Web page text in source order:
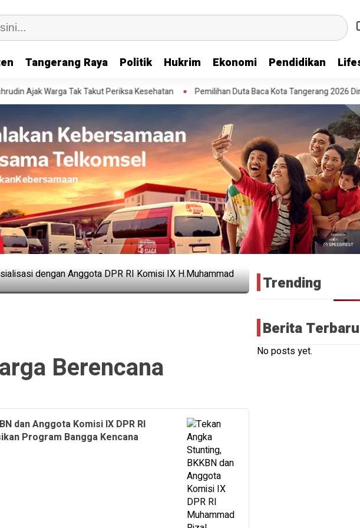
Tangerang Raya Politik Hukrim Ekonomi Pendidikan
Warga Tak Takut Periksa Kesehatan Pemilihan Duta Baca Kota Tangerang 2026 Diminati
dan Anggota Komisi IX DPR RI Muhammad
Bangga Kencana
Berencana
dan Anggota Komisi IX DPR RI
Program Bangga Kencana
Trending
Berita Terbaru
No posts yet.